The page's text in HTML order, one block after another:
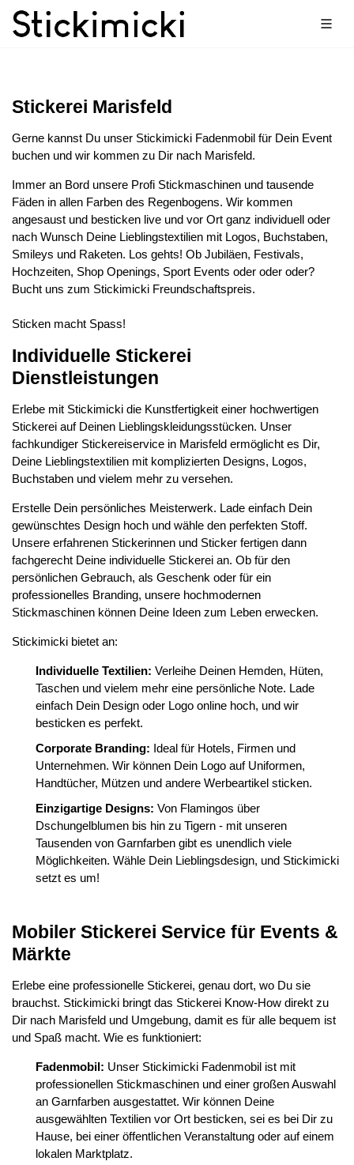
Stickerei Marisfeld
Gerne kannst Du unser Stickimicki Fadenmobil für Dein Event
buchen und wir kommen zu Dir nach Marisfeld.
Immer an Bord unsere Profi Stickmaschinen und tausende
Fäden in allen Farben des Regenbogens. Wir kommen
angesaust und besticken live und vor Ort ganz individuell oder
nach Wunsch Deine Lieblingstextilien mit Logos, Buchstaben,
Smileys und Raketen. Los gehts! Ob Jubiläen, Festivals,
Hochzeiten, Shop Openings, Sport Events oder oder oder?
Bucht uns zum Stickimicki Freundschaftspreis.
Sticken macht Spass!
Individuelle Stickerei
Dienstleistungen
Erlebe mit Stickimicki die Kunstfertigkeit einer hochwertigen
Stickerei auf Deinen Lieblingskleidungsstücken. Unser
fachkundiger Stickereiservice in Marisfeld ermöglicht es Dir,
Deine Lieblingstextilien mit komplizierten Designs, Logos,
Buchstaben und vielem mehr zu versehen.
Erstelle Dein persönliches Meisterwerk. Lade einfach Dein
gewünschtes Design hoch und wähle den perfekten Stoff.
Unsere erfahrenen Stickerinnen und Sticker fertigen dann
fachgerecht Deine individuelle Stickerei an. Ob für den
persönlichen Gebrauch, als Geschenk oder für ein
professionelles Branding, unsere hochmodernen
Stickmaschinen können Deine Ideen zum Leben erwecken.
Stickimicki bietet an:
Individuelle Textilien: Verleihe Deinen Hemden, Hüten,
Taschen und vielem mehr eine persönliche Note. Lade
einfach Dein Design oder Logo online hoch, und wir
besticken es perfekt.
Corporate Branding: Ideal für Hotels, Firmen und
Unternehmen. Wir können Dein Logo auf Uniformen,
Handtücher, Mützen und andere Werbeartikel sticken.
Einzigartige Designs: Von Flamingos über
Dschungelblumen bis hin zu Tigern - mit unseren
Tausenden von Garnfarben gibt es unendlich viele
Möglichkeiten. Wähle Dein Lieblingsdesign, und Stickimicki
setzt es um!
Mobiler Stickerei Service für Events &
Märkte
Erlebe eine professionelle Stickerei, genau dort, wo Du sie
brauchst. Stickimicki bringt das Stickerei Know-How direkt zu
Dir nach Marisfeld und Umgebung, damit es für alle bequem ist
und Spaß macht. Wie es funktioniert:
Fadenmobil: Unser Stickimicki Fadenmobil ist mit
professionellen Stickmaschinen und einer großen Auswahl
an Garnfarben ausgestattet. Wir können Deine
ausgewählten Textilien vor Ort besticken, sei es bei Dir zu
Hause, bei einer öffentlichen Veranstaltung oder auf einem
lokalen Marktplatz.